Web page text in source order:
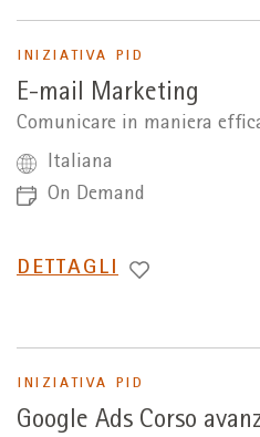
INIZIATIVA PID
E-mail Marketing
Comunicare in maniera
Italiana
On Demand
PASSA
DETTAGLI
INIZIATIVA PID
Google Ads Corso